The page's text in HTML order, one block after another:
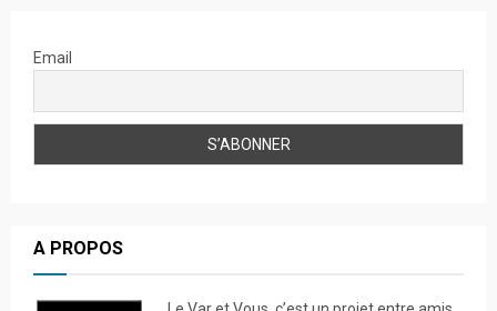
Email
A PROPOS